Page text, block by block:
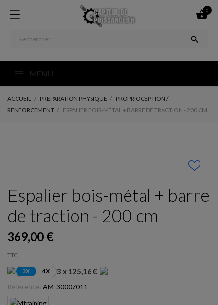

0

MENU
ACCUEIL PREPARATION PHYSIQUE
PROPRIOCEPTION /
RENFORCEMENT
ESPALIER BOIS-MÉTAL + BARRE DE TRACTION - 200 CM
Espalier bois-métal + barre
de traction - 200 cm
369,00 €
TTC
3X 4X 3 x 125,16 €
Référence: AM_30007011